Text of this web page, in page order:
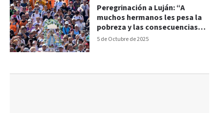
5 de Octubre de 2025
Peregrinación a Luján: “A
muchos hermanos les pesa la
pobreza y las consecuencias
del narcotráfico”